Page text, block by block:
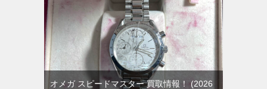
オメガ スピードマスター 買取情報！
2026